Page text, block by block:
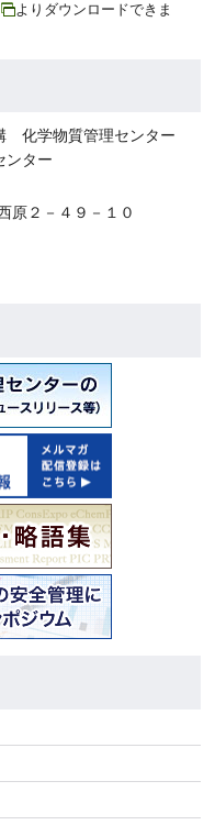
よりダウンロードできま
化学物質管理センター
ター
原２－４９－１０